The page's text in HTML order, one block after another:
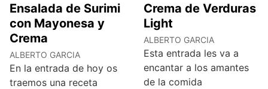
Ensalada de Surimi
con Mayonesa y
Crema
ALBERTO GARCIA
En la entrada de hoy os
traemos una receta
Crema de Verduras
Light
ALBERTO GARCIA
Esta entrada les va a
encantar a los amantes
de la comida